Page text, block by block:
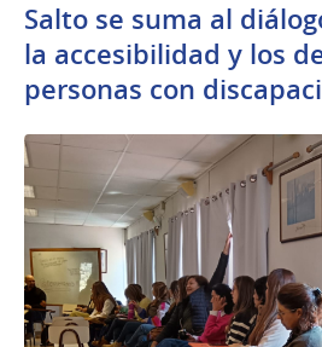
Salto se suma al
la accesibilidad y los
personas con